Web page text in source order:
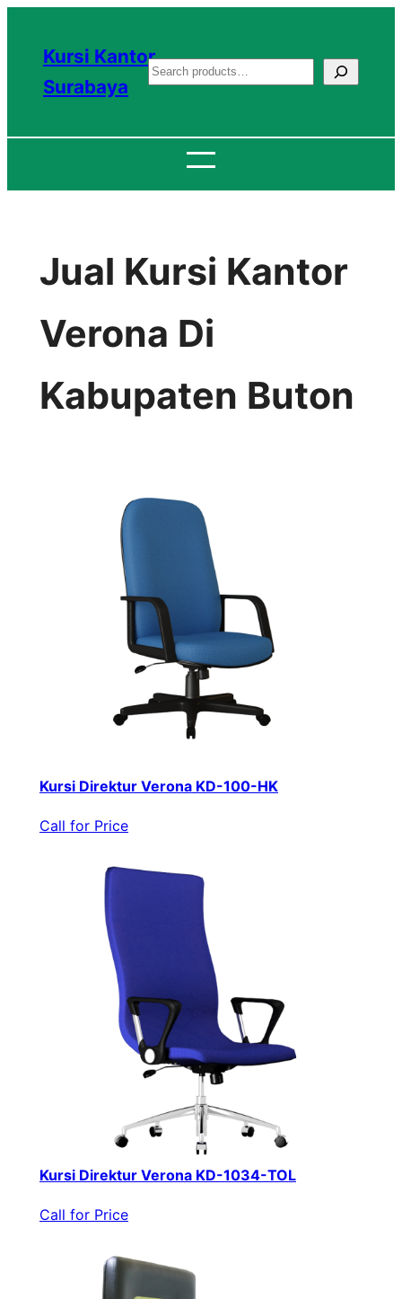
konten
Kursi Kantor
Surabaya
S
a
c
Jual Kursi Kantor
Verona Di
Kabupaten Buton
Kursi Direktur Verona KD-100-HK
Call for Price
Kursi Direktur Verona KD-1034-TOL
Call for Price